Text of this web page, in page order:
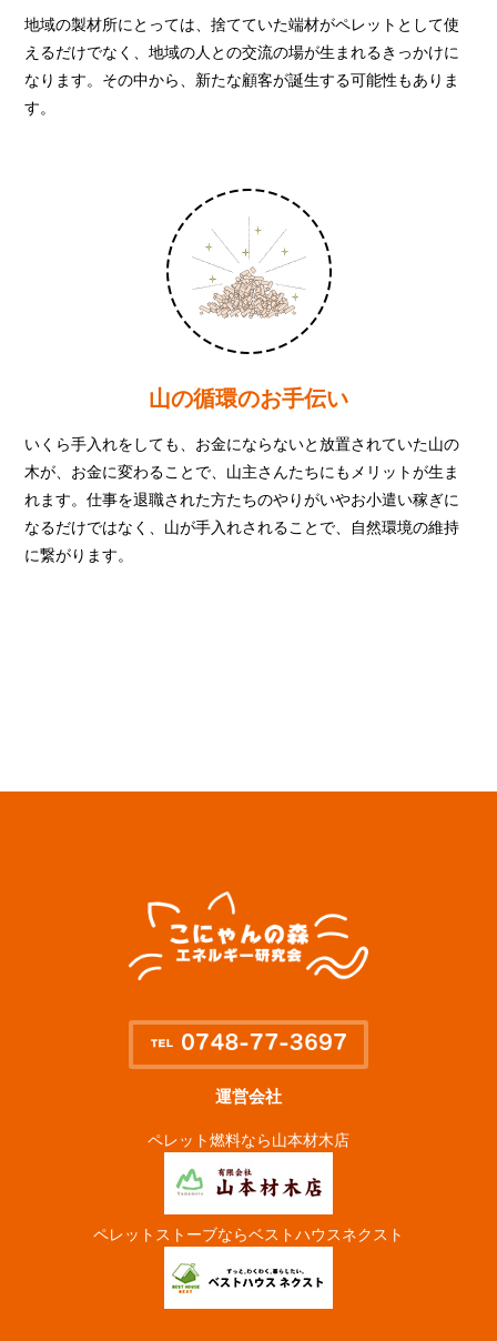
地域の製材所にとっては、捨てていた端材がペレットとして使
えるだけでなく、地域の人との交流の場が生まれるきっかけに
なります。その中から、新たな顧客が誕生する可能性もありま
す。
山の循環のお手伝い
いくら手入れをしても、お金にならないと放置されていた山の
木が、お金に変わることで、山主さんたちにもメリットが生ま
れます。仕事を退職された方たちのやりがいやお小遣い稼ぎに
なるだけではなく、山が手入れされることで、自然環境の維持
に繋がります。
運営会社
ペレット燃料なら山本材木店
ペレットストーブならベストハウスネクスト